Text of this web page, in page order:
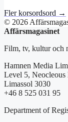
Fler korsordsord →
© 2026
Affärsmagasinet
Film, tv, kultur och
Hamnen Media
Level 5,
Limassol 3030
+46 8 525 031 95
Department of